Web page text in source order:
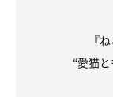
『
“愛猫